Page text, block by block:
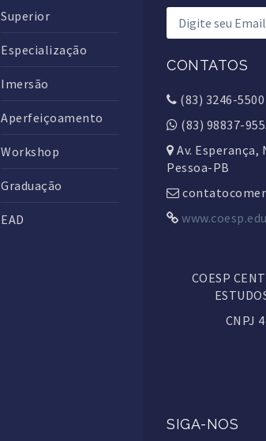
Superior
Especialização
Imersão
Aperfeiçoamento
Workshop
Graduação
EAD
CONTATOS
(83) 3246-5500
(83) 98837-
Av. Esperança,
Pessoa-PB
COESP
CNPJ
SIGA-NOS